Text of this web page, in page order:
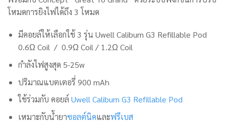
โหมดการยิงไฟได้ถึง 3 โหมด
มีคอยล์ให้เลือกใช้ 3 รุ่น Uwell Caliburn G3 Refillable Pod
0.6ΩCoil / 0.9ΩCoil /1.2ΩCoil
กำลังไฟสูงสุด 5-25w
ปริมาณแบตเตอรี่ 900 mAh
ใช้ร่วมกับ คอยล์ Uwell Caliburn G3 Refillable Pod
เหมาะกับน้ำยาซอลต์นิคและฟรีเบส